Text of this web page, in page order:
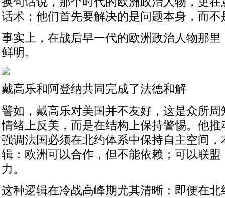
话术；他们首先要解决的是问题本身，而
事实上，在战后早一代的欧洲政治人物那
鲜明。
戴高乐和阿登纳共同完成了法德和解
譬如，戴高乐对美国并不友好，这是众所
情绪上反美，而是在结构上保持警惕。他
强调法国必须在北约体系中保持自主空间
辑：欧洲可以合作，但不能依赖；可以联
力。
这种逻辑在冷战高峰期尤其清晰：即便在